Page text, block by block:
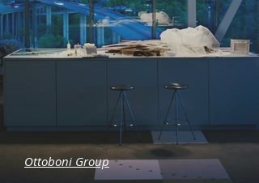
Ottoboni Group